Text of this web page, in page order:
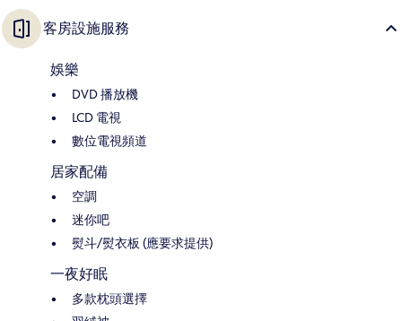
客房設施服務
娛樂
DVD 播放機
LCD 電視
數位電視頻道
居家配備
空調
迷你吧
熨斗/熨衣板 (應要求提供)
一夜好眠
多款枕頭選擇